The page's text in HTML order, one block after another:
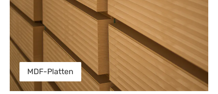
MDF-Platten